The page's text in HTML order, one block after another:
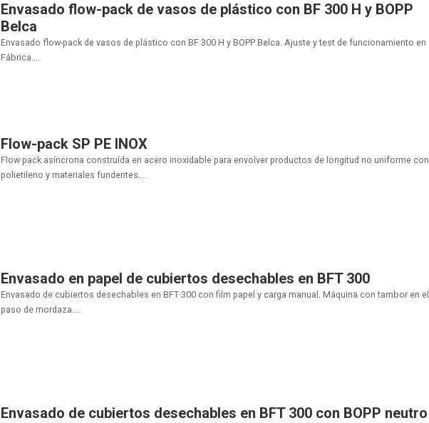
Envasado flow-pack de vasos de plástico con BF 300 H y BOPP
Belca
Envasado flow-pack de vasos de plástico con BF 300 H y BOPP Belca. Ajuste y test de funcionamiento en
Fábrica....
Flow-pack SP PE INOX
Flow pack asíncrona construída en acero inoxidable para envolver productos de longitud no uniforme con
polietileno y materiales fundentes....
Envasado en papel de cubiertos desechables en BFT 300
Envasado de cubiertos desechables en BFT 300 con film papel y carga manual. Máquina con tambor en el
paso de mordaza....
Envasado de cubiertos desechables en BFT 300 con BOPP neutro